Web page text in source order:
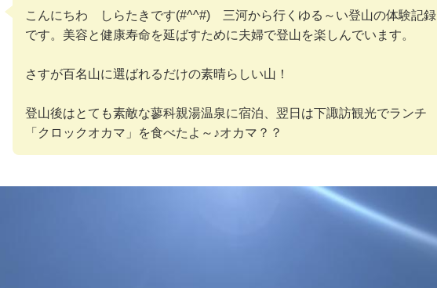
こんにちわ しらたきです(#^^#) 三河から行くゆる～い登山の体験記録
です。美容と健康寿命を延ばすために夫婦で登山を楽しんでいます。
さすが百名山に選ばれるだけの素晴らしい山！
登山後はとても素敵な蓼科親湯温泉に宿泊、翌日は下諏訪観光でランチ
「クロックオカマ」を食べたよ～♪オカマ？？